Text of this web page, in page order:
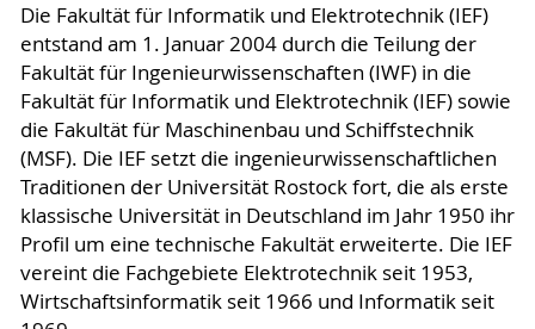
Die Fakultät für Informatik und Elektrotechnik (IEF)
entstand am 1. Januar 2004 durch die Teilung der
Fakultät für Ingenieurwissenschaften (IWF) in die
Fakultät für Informatik und Elektrotechnik (IEF) sowie
die Fakultät für Maschinenbau und Schiffstechnik
(MSF). Die IEF setzt die ingenieurwissenschaftlichen
Traditionen der Universität Rostock fort, die als erste
klassische Universität in Deutschland im Jahr 1950 ihr
Profil um eine technische Fakultät erweiterte. Die IEF
vereint die Fachgebiete Elektrotechnik seit 1953,
Wirtschaftsinformatik seit 1966 und Informatik seit